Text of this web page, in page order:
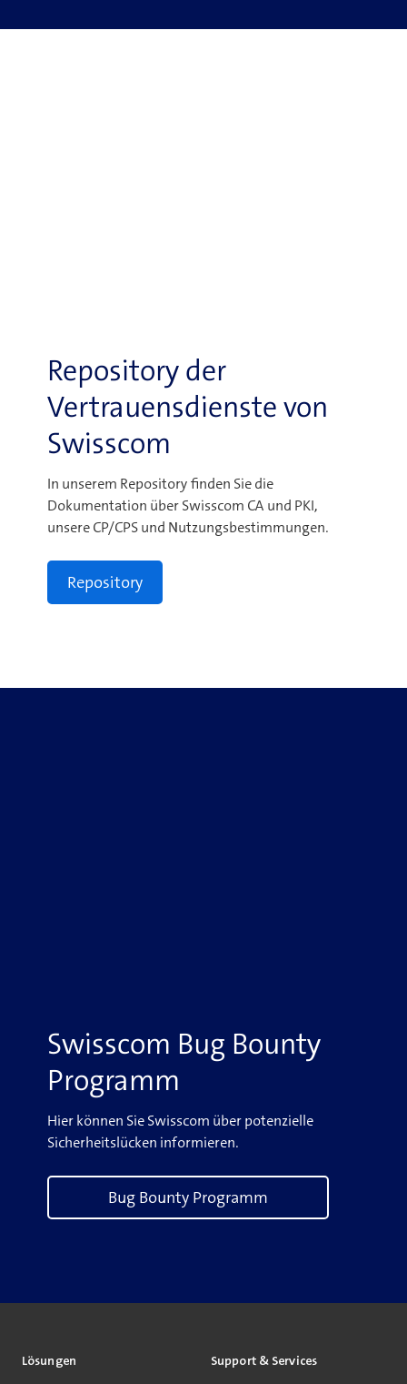
Repository der
Vertrauensdienste von
Swisscom
In unserem Repository finden Sie die
Dokumentation über Swisscom CA und PKI,
unsere CP/CPS und Nutzungsbestimmungen.
Repository
Swisscom Bug Bounty
Programm
Hier können Sie Swisscom über potenzielle
Sicherheitslücken informieren.
Bug Bounty Programm
Lösungen
Support & Services